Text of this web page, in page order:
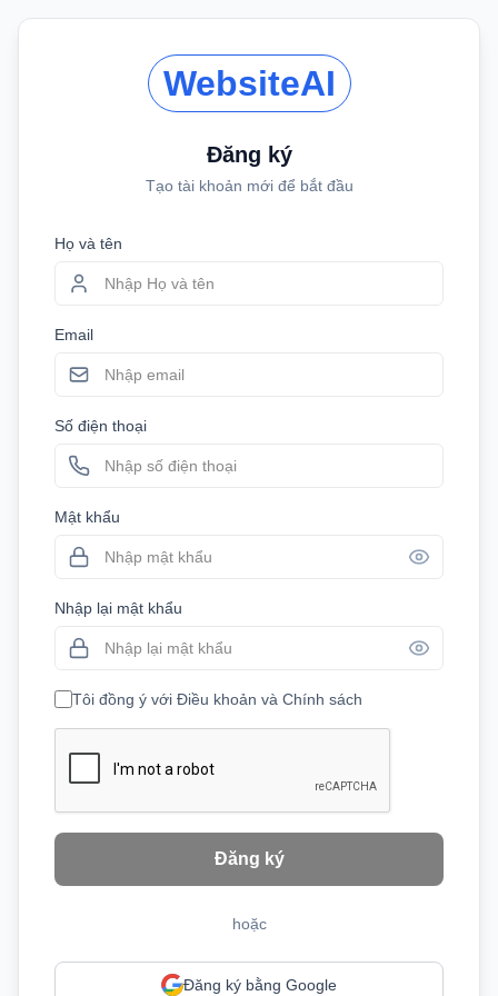
WebsiteAI
Đăng ký
Tạo tài khoản mới để bắt đầu
Họ và tên
Email
Số điện thoại
Mật khẩu
Nhập lại mật khẩu
Tôi đồng ý với Điều khoản và Chính sách
Đăng ký
hoặc
Đăng ký bằng Google